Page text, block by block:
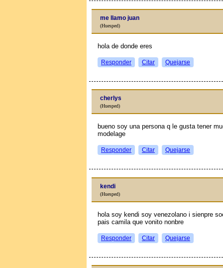
me llamo juan
(Huesped)
hola de donde eres
Responder Citar Quejarse
cherlys
(Huesped)
bueno soy una persona q le gusta tener
modelage
Responder Citar Quejarse
kendi
(Huesped)
hola soy kendi soy venezolano i sienpre
pais camila que vonito nonbre
Responder Citar Quejarse